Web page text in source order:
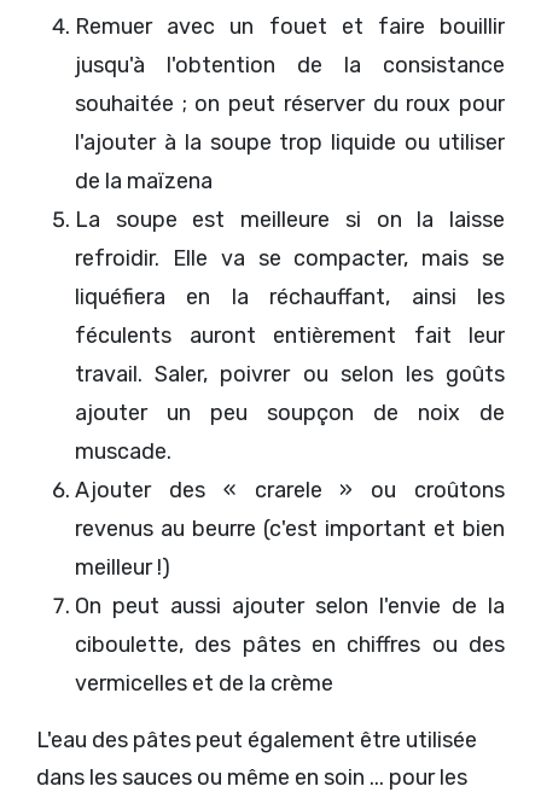
Remuer avec un fouet et faire bouillir
jusqu'à l'obtention de la consistance
souhaitée ; on peut réserver du roux pour
l'ajouter à la soupe trop liquide ou utiliser
de la maïzena
La soupe est meilleure si on la laisse
refroidir. Elle va se compacter, mais se
liquéfiera en la réchauffant, ainsi les
féculents auront entièrement fait leur
travail. Saler, poivrer ou selon les goûts
ajouter un peu soupçon de noix de
muscade.
Ajouter des « crarele » ou croûtons
revenus au beurre (c'est important et bien
meilleur !)
On peut aussi ajouter selon l'envie de la
ciboulette, des pâtes en chiffres ou des
vermicelles et de la crème
L'eau des pâtes peut également être utilisée
dans les sauces ou même en soin ... pour les